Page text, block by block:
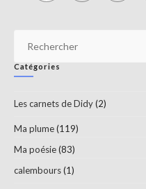
Catégories
Les carnets de Didy(2)
Ma plume(119)
Ma poésie(83)
calembours(1)